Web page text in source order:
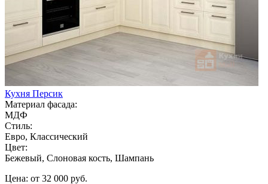
Кухня Персик
Материал фасада:
МДФ
Стиль:
Евро, Классический
Цвет:
Бежевый, Слоновая кость, Шампань
Цена: от 32 000 руб.